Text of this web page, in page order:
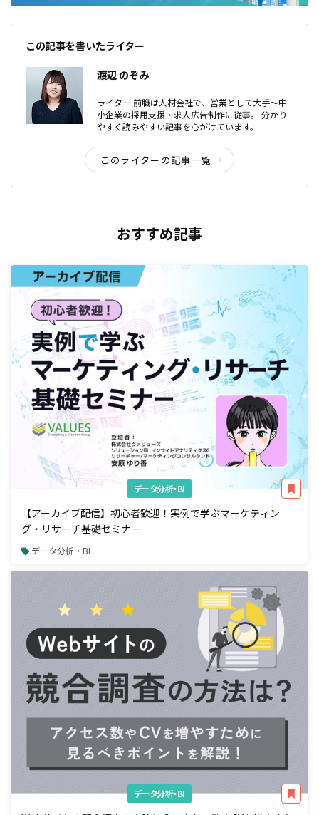
この記事を書いたライター
渡辺 のぞみ
ライター 前職は人材会社で、営業として大手〜中
小企業の採用支援・求人広告制作に従事。 分かり
やすく読みやすい記事を心がけています。
このライターの記事一覧
おすすめ記事
データ分析・BI
【アーカイブ配信】初心者歓迎！実例で学ぶマーケティン
グ・リサーチ基礎セミナー
データ分析・BI
データ分析・BI